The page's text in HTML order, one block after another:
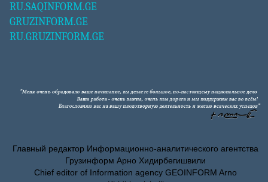
RU.SAQINFORM.GE
GRUZINFORM.GE
RU.GRUZINFORM.GE
Главный редактор Информационно-аналитического агентства
Грузинформ Арно Хидирбегишвили
Chief editor of Information agency GEOINFORM Arno